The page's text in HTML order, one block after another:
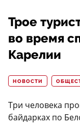
Трое
во время
Карелии
НОВОСТИ
Три человека
байдарках по